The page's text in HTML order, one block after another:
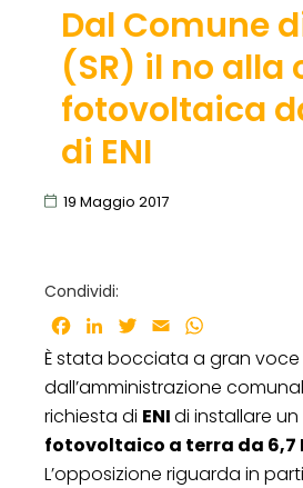
Dal Comune
(SR) il no alla
fotovoltaica
di ENI
19 Maggio 2017
Condividi:
Facebook
LinkedInTwitter
Email
È stata bocciata a gran voce
dall’amministrazione
richiesta di ENIdi installare un
fotovoltaico a terra da 6,7
L’opposizione riguarda in